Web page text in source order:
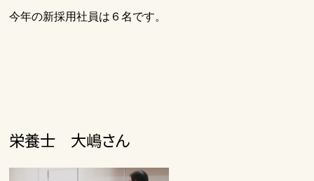
今年の新採用社員は６名です。
栄養士 大嶋さん